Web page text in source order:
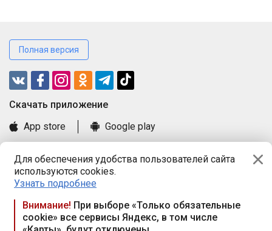
Для обеспечения удобства пользователей сайта
используются cookies.
Узнать подробнее
Внимание! При выборе «Только обязательные
cookie» все сервисы Яндекс, в том числе
Полная версия
Cкачать приложение
App store
Google play
Книга замечаний и предложений
Правила и документы
Praca.by © 2000—2026, ООО «ПРАЦА БАЙ»
Республика Беларусь, 220114, г. Минск, пр-т Независимости
117а, пом. № 9.